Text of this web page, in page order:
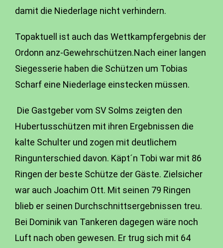
damit die Niederlage nicht verhindern.
Topaktuell ist auch das Wettkampfergebnis der
Ordonn anz-Gewehrschützen.Nach einer langen
Siegesserie haben die Schützen um Tobias
Scharf eine Niederlage einstecken müssen.
Die Gastgeber vom SV Solms zeigten den
Hubertusschützen mit ihren Ergebnissen die
kalte Schulter und zogen mit deutlichem
Ringunterschied davon. Käpt´n Tobi war mit 86
Ringen der beste Schütze der Gäste. Zielsicher
war auch Joachim Ott. Mit seinen 79 Ringen
blieb er seinen Durchschnittsergebnissen treu.
Bei Dominik van Tankeren dagegen wäre noch
Luft nach oben gewesen. Er trug sich mit 64